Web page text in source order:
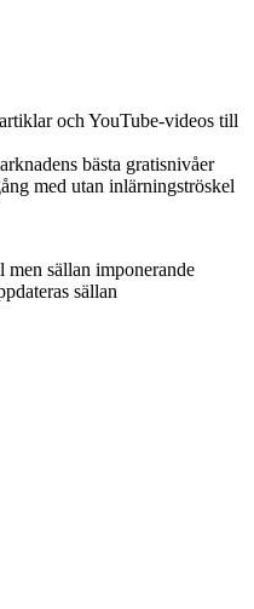
och YouTube-videos till
bästa gratisnivåer
med utan inlärningströskel
sällan imponerande
sällan